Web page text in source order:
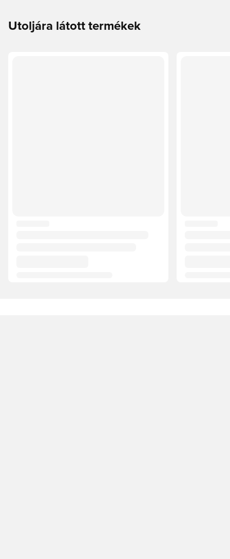
Utoljára látott termékek